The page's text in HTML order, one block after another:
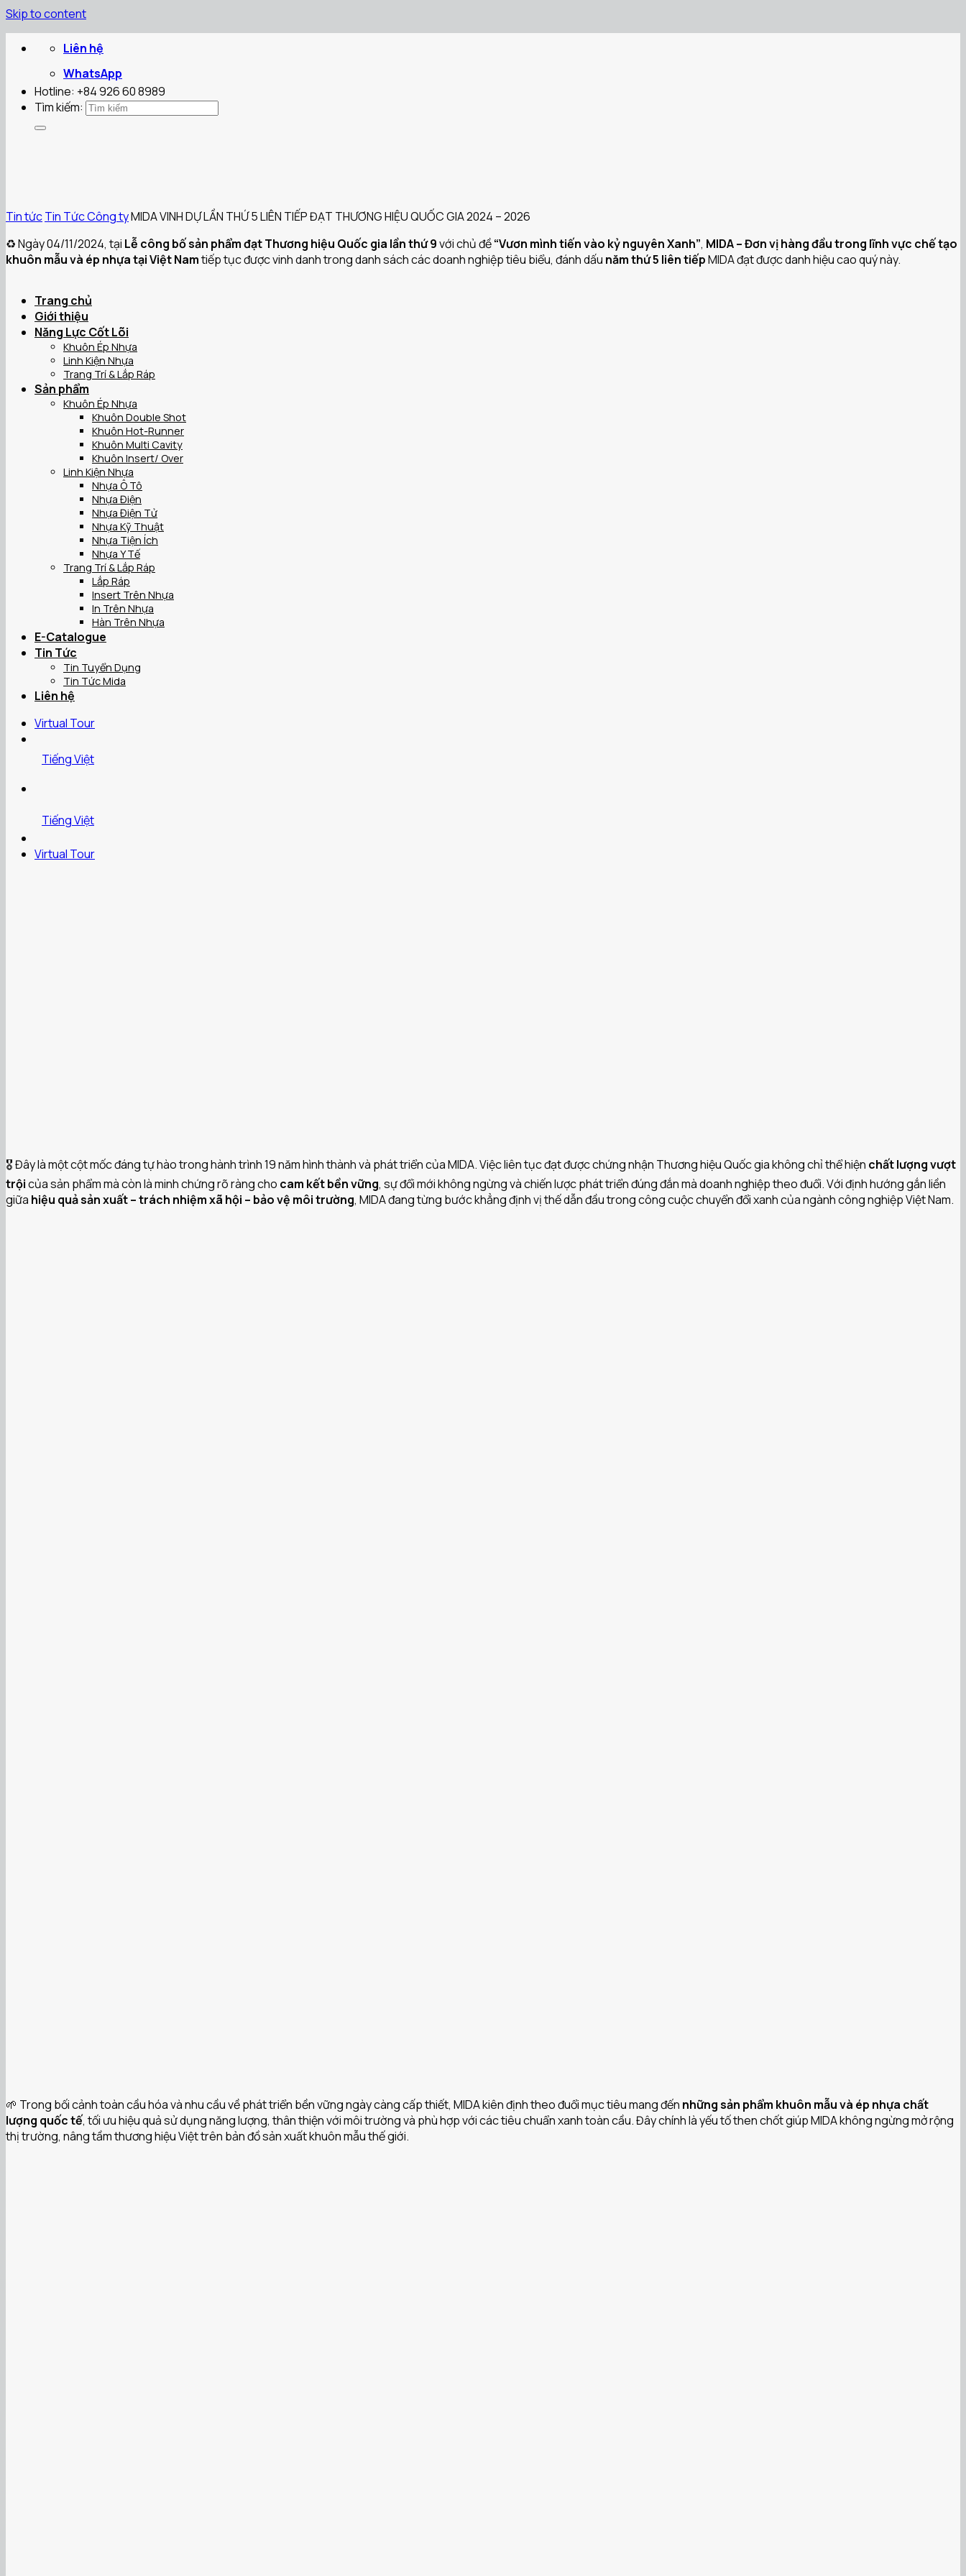
Skip to content
Liên hệ
WhatsApp
Hotline: +84 926 60 8989
Tìm kiếm:
Trang chủ
Giới thiệu
Năng Lực Cốt Lõi
Khuôn Ép Nhựa
Linh Kiện Nhựa
Trang Trí & Lắp Ráp
Sản phẩm
Khuôn Ép Nhựa
Khuôn Double Shot
Khuôn Hot-Runner
Khuôn Multi Cavity
Khuôn Insert/ Over
Linh Kiện Nhựa
Nhựa Ô Tô
Nhựa Điện
Nhựa Điện Tử
Nhựa Kỹ Thuật
Nhựa Tiện Ích
Nhựa Y Tế
Trang Trí & Lắp Ráp
Lắp Ráp
Insert Trên Nhựa
In Trên Nhựa
Hàn Trên Nhựa
E-Catalogue
Tin Tức
Tin Tuyển Dụng
Tin Tức Mida
Liên hệ
Virtual Tour
Tiếng Việt
Tiếng Việt
Virtual Tour
Tin tứcTin Tức Công tyMIDA VINH DỰ LẦN THỨ 5 LIÊN TIẾP ĐẠT THƯƠNG HIỆU QUỐC GIA 2024 – 2026
♻️ Ngày 04/11/2024, tại Lễ công bố sản phẩm đạt Thương hiệu Quốc gia lần thứ 9với chủ đề“Vươn mình tiến vào kỷ nguyên Xanh”, MIDA – Đơn vị hàng đầu trong lĩnh vực chế tạo
khuôn mẫu và ép nhựa tại Việt Namtiếp tục được vinh danh trong danh sách các doanh nghiệp tiêu biểu, đánh dấu năm thứ 5 liên tiếpMIDA đạt được danh hiệu cao quý này.
🎖️ Đây là một cột mốc đáng tự hào trong hành trình 19 năm hình thành và phát triển của MIDA. Việc liên tục đạt được chứng nhận Thương hiệu Quốc gia không chỉ thể hiện chất lượng vượt
trộicủa sản phẩm mà còn là minh chứng rõ ràng cho cam kết bền vững, sự đổi mới không ngừng và chiến lược phát triển đúng đắn mà doanh nghiệp theo đuổi. Với định hướng gắn liền
giữa hiệu quả sản xuất – trách nhiệm xã hội – bảo vệ môi trường, MIDA đang từng bước khẳng định vị thế dẫn đầu trong công cuộc chuyển đổi xanh của ngành công nghiệp Việt Nam.
🌱 Trong bối cảnh toàn cầu hóa và nhu cầu về phát triển bền vững ngày càng cấp thiết, MIDA kiên định theo đuổi mục tiêu mang đến những sản phẩm khuôn mẫu và ép nhựa chất
lượng quốc tế, tối ưu hiệu quả sử dụng năng lượng, thân thiện với môi trường và phù hợp với các tiêu chuẩn xanh toàn cầu. Đây chính là yếu tố then chốt giúp MIDA không ngừng mở rộng
thị trường, nâng tầm thương hiệu Việt trên bản đồ sản xuất khuôn mẫu thế giới.